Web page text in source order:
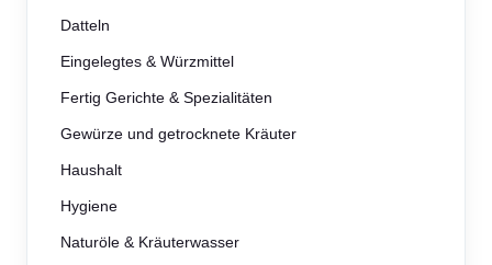
Datteln
Eingelegtes & Würzmittel
Fertig Gerichte & Spezialitäten
Gewürze und getrocknete Kräuter
Haushalt
Hygiene
Naturöle & Kräuterwasser